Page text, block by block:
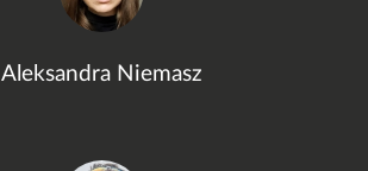
Aleksandra Niemasz